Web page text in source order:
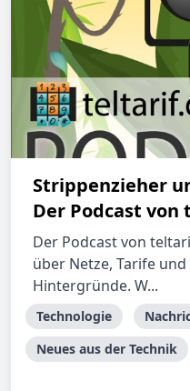
Strippenzieher
Der Podcast
Der Podcast von
über Netze, Tarife
Hintergründe. W...
Technologie
Neues aus der Technik